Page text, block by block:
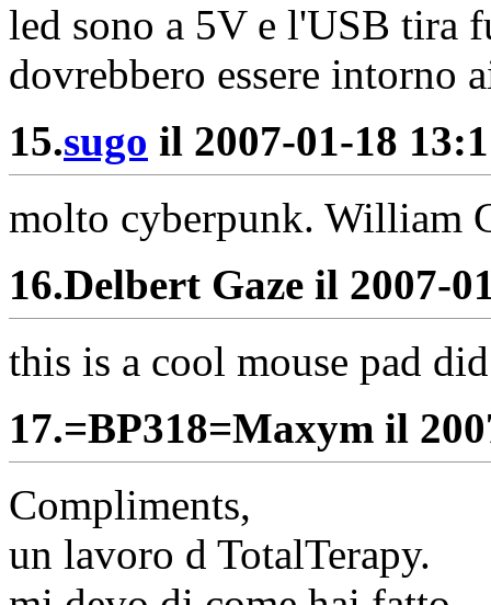
led sono a 5V e l'USB tira
dovrebbero essere intorno
15.sugo il 2007-01-18
molto cyberpunk. William
16.Delbert Gaze il 2007-
this is a cool mouse pad
17.=BP318=Maxym il
Compliments,
un lavoro d TotalTerapy.